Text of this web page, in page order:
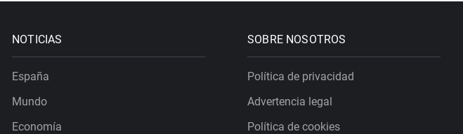
NOTICIAS
España
Mundo
Economía
SOBRE NOSOTROS
Política de privacidad
Advertencia legal
Política de cookies